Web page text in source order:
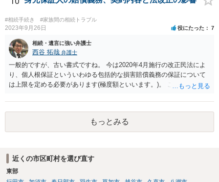
めて、弁護士見解を確認等するためによく打ち合わせた方がよいと思
います。単に面倒臭いということで書面提出をしないということであ
れば、当該弁護士との委任関係を修了した上で、貴方のほうで書面提
出することを検討なさった方がよいでしょう。
#相続手続き #家族間の相続トラブル
2023年9月26日 役にたった 7
相続・遺言に強い弁護士
西谷 拓哉 弁護士
一般的ですが、古い書式ですね。 今は2020年4月施行の改正民法によ
り、個人根保証といういわゆる包括的な損害賠償義務の保証について
は上限を定める必要があります(極度額といいます。)。 この書式にサ
り、会社側は請求できない可能性が高そうです。
もっとみる
近くの市区町村を選び直す
東部